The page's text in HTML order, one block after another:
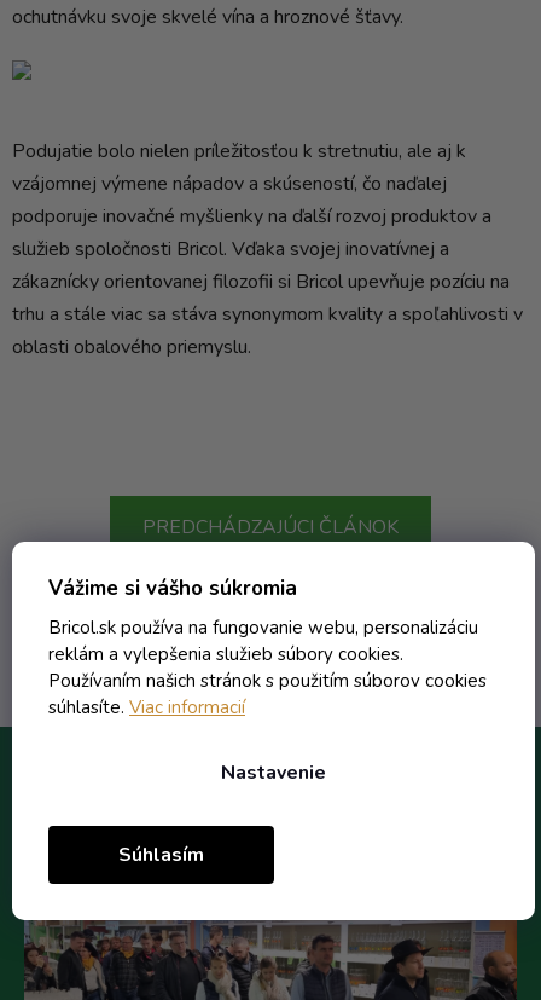
Vážime si vášho súkromia
Bricol.sk používa na fungovanie webu, personalizáciu
reklám a vylepšenia služieb súbory cookies.
Používaním našich stránok s použitím súborov cookies
súhlasíte. Viac informacií
Nastavenie
Súhlasím
ochutnávku svoje skvelé vína a hroznové šťavy.
Podujatie bolo nielen príležitosťou k stretnutiu, ale aj k
vzájomnej výmene nápadov a skúseností, čo naďalej
podporuje inovačné myšlienky na ďalší rozvoj produktov a
služieb spoločnosti Bricol. Vďaka svojej inovatívnej a
zákaznícky orientovanej filozofii si Bricol upevňuje pozíciu na
trhu a stále viac sa stáva synonymom kvality a spoľahlivosti v
oblasti obalového priemyslu.
PREDCHÁDZAJÚCI ČLÁNOK
ĎALŠÍ ČLÁNOK